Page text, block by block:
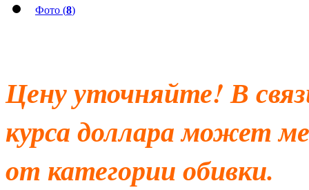
Фото (8)
Цену уточняйте! В
курса доллара может
от категории обивки.